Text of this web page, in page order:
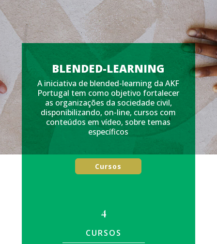
BLENDED-LEARNING
A iniciativa de blended-learning da AKF
Portugal temcomo objetivo fortalecer
as organizações da sociedade civil,
disponibilizando, on-line, cursos com
conteúdos em vídeo, sobre temas
específicos
Cursos
4
CURSOS